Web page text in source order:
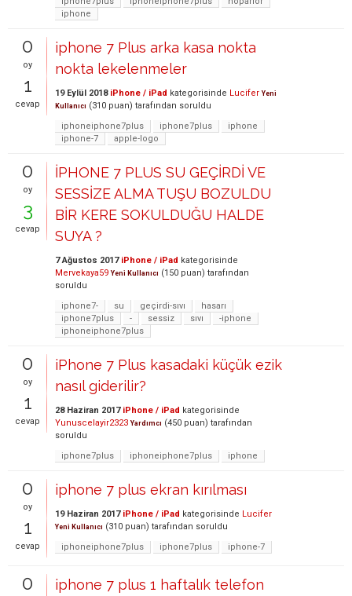
iphone
0
oy
1
cevap
iphone 7 Plus arka kasa nokta
nokta lekelenmeler
19 Eylül 2018 iPhone / iPad kategorisinde Lucifer Yeni
Kullanıcı (310 puan) tarafından soruldu
iphoneiphone7plus
iphone7plus
iphone
iphone-7
apple-logo
0
oy
3
cevap
İPHONE 7 PLUS SU GEÇİRDİ VE
SESSİZE ALMA TUŞU BOZULDU
BİR KERE SOKULDUĞU HALDE
SUYA ?
7 Ağustos 2017 iPhone / iPad kategorisinde
Mervekaya59 Yeni Kullanıcı (150 puan) tarafından
soruldu
iphone7-
su geçirdi-sıvı
hasarı
iphone7plus
- sessiz sıvı
-iphone
iphoneiphone7plus
0
oy
1
cevap
iPhone 7 Plus kasadaki küçük ezik
nasıl giderilir?
28 Haziran 2017 iPhone / iPad kategorisinde
Yunuscelayir2323 Yardımcı (450 puan) tarafından
soruldu
iphone7plus
iphoneiphone7plus iphone
0
oy
1
cevap
iphone 7 plus ekran kırılması
19 Haziran 2017 iPhone / iPad kategorisinde Lucifer
Yeni Kullanıcı (310 puan) tarafından soruldu
iphoneiphone7plus
iphone7plus iphone-7
0
iphone 7 plus 1 haftalık telefon